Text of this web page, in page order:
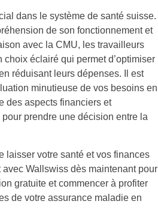
dans le système de santé suisse.
de son fonctionnement et
avec la CMU, les travailleurs
éclairé qui permet d’optimiser
réduisant leurs dépenses. Il est
minutieuse de vos besoins en
des aspects financiers et
prendre une décision entre la
laisser votre santé et vos finances
Wallswiss dès maintenant pour
gratuite et commencer à profiter
de votre assurance maladie en